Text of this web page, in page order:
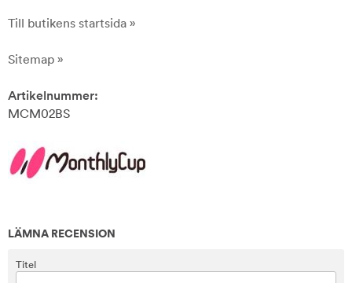
Till butikens startsida »
Sitemap »
Artikelnummer:
MCM02BS
LÄMNA RECENSION
Titel